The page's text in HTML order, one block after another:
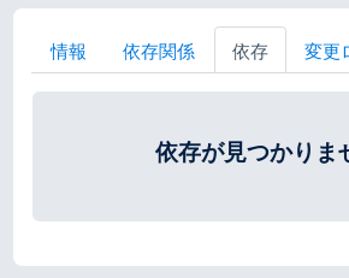
情報 依存関係 依存 変更
依存が見つかりま